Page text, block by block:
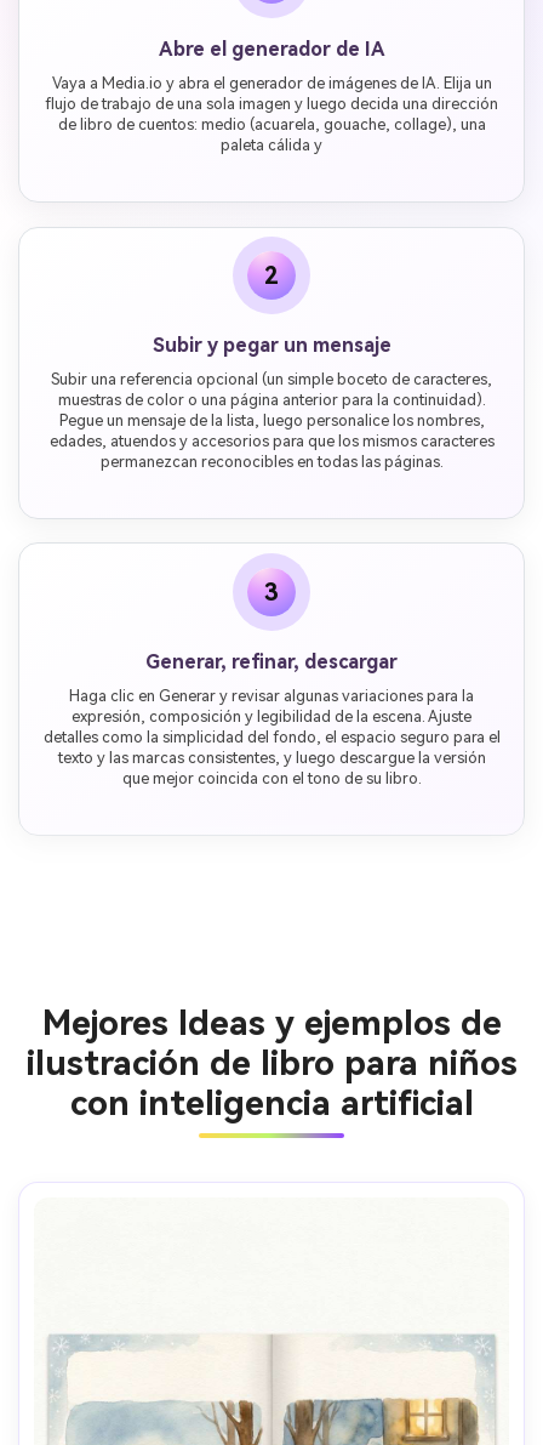
Abre el generador de IA
Vaya a Media.io y abra el generador de imágenes de IA. Elija un
flujo de trabajo de una sola imagen y luego decida una dirección
de libro de cuentos: medio (acuarela, gouache, collage), una
paleta cálida y
2
Subir y pegar un mensaje
Subir una referencia opcional (un simple boceto de caracteres,
muestras de color o una página anterior para la continuidad).
Pegue un mensaje de la lista, luego personalice los nombres,
edades, atuendos y accesorios para que los mismos caracteres
permanezcan reconocibles en todas las páginas.
3
Generar, refinar, descargar
Haga clic en Generar y revisar algunas variaciones para la
expresión, composición y legibilidad de la escena. Ajuste
detalles como la simplicidad del fondo, el espacio seguro para el
texto y las marcas consistentes, y luego descargue la versión
que mejor coincida con el tono de su libro.
Mejores Ideas y ejemplos de
ilustración de libro para niños
con inteligencia artificial